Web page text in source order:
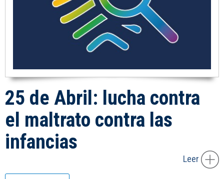
25 de Abril: lucha contra
el maltrato contra las
infancias
Leer